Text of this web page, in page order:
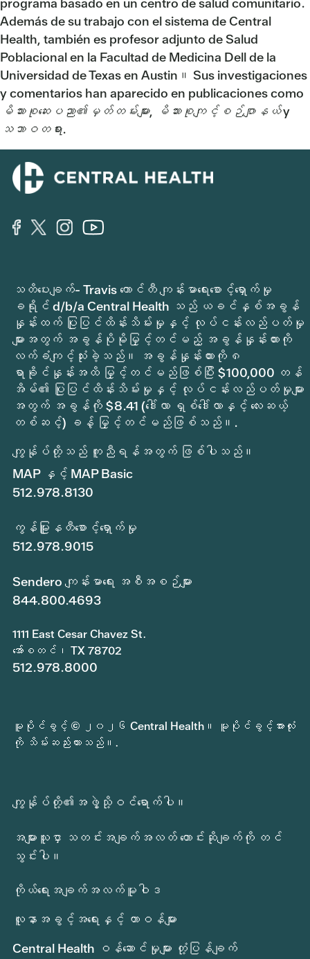
Además de su trabajo con el sistema de Central
Health, también es profesor adjunto de Salud
Poblacional en la Facultad de Medicina Dell de la
Universidad de Texas en Austin။ Sus investigaciones
y comentarios han aparecido en publicaciones como
မိသားစုဆေးပညာ၏မှတ်တမ်းများ, မိသားစုကျင့်စဉ်ဂျာနယ်y
သဘာဝတရား.
သတိပေးချက်- Travis ကောင်တီ ကျန်းမာရေးစောင့်ရှောက်မှု
ခရိုင် d/b/a Central Health သည် ယခင်နှစ်အခွန်
နှုန်းထက် ပြုပြင်ထိန်းသိမ်းမှုနှင့် လုပ်ငန်းလည်ပတ်မှု
များအတွက် အခွန်ပိုမိုမြှင့်တင်မည့် အခွန်နှုန်းထားကို
လက်ခံကျင့်သုံးခဲ့သည်။ အခွန်နှုန်းထားကို ၈
ရာခိုင်နှုန်းအထိ မြှင့်တင်မည်ဖြစ်ပြီး $100,000 တန်
အိမ်၏ ပြုပြင်ထိန်းသိမ်းမှုနှင့် လုပ်ငန်းလည်ပတ်မှုများ
အတွက် အခွန်ကို $8.41 (ဒေါ်လာ ရှစ်ဒေါ်လာနှင့် လေးဆယ့်
တစ်ဆင့်) ခန့် မြှင့်တင်မည်ဖြစ်သည်။.
ကျွန်ုပ်တို့သည် ကူညီရန်အတွက် ဖြစ်ပါသည်။
MAP နှင့် MAP Basic
512.978.8130
ကွန်မြူနတီစောင့်ရှောက်မှု
512.978.9015
Sendero ကျန်းမာရေး အစီအစဉ်များ
844.800.4693
1111 East Cesar Chavez St.
အော်စတင်၊ TX 78702
512.978.8000
မူပိုင်ခွင့် © ၂၀၂၆ Central Health။ မူပိုင်ခွင့်အားလုံး
ကို သိမ်းဆည်းထားသည်။.
ကျွန်ုပ်တို့၏အဖွဲ့သို့ဝင်ရောက်ပါ။
အများသူငှာ သတင်းအချက်အလတ် တောင်းဆိုချက်ကို တင်
သွင်းပါ။
ကိုယ်ရေးအချက်အလက်မူဝါဒ
လူနာအခွင့်အရေးနှင့် တာဝန်များ
Central Health ဝန်ဆောင်မှုများ တုံ့ပြန်ချက်